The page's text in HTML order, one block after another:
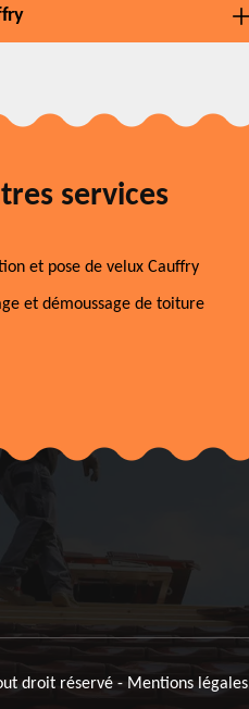
services
et pose de velux Cauffry
et démoussage de toiture
droit réservé - Mentions légales